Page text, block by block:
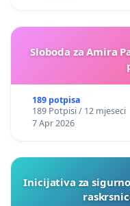
Sloboda za Amira
189 potpisa
189 Potpisi / 12 mjeseci
7 Apr 2026
Inicijativa za